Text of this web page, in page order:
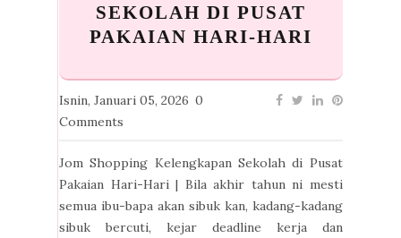
SEKOLAH DI PUSAT
PAKAIAN HARI-HARI
Isnin, Januari 05, 2026 0
Comments
Jom Shopping Kelengkapan Sekolah di Pusat
Pakaian Hari-Hari | Bila akhir tahun ni mesti
semua ibu-bapa akan sibuk kan, kadang-kadang
sibuk bercuti, kejar deadline kerja dan